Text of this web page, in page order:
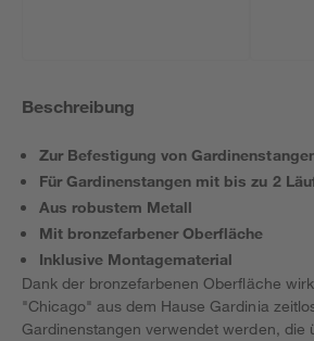
Beschreibung
Zur Befestigung von
Für Gardinenstangen mit bis zu 2
Aus robustem Metall
Mit bronzefarbener Oberfläche
Inklusive Montagematerial
Dank der bronzefarbenen Oberfläche
"Chicago" aus dem Hause Gardinia
Gardinenstangen verwendet werden, die